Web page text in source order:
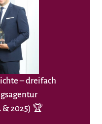
– dreifach
& 2025) 🏆